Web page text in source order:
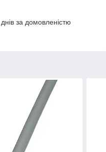
за домовленістю